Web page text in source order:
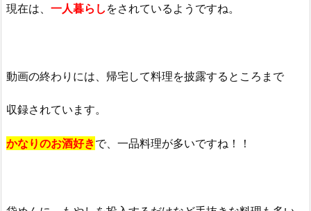
の
コ
の
ち
現在は、 一人暮らし をされているようですね。
動画の終わりには、帰宅して料理を披露するところまで
収録されています。
かなりのお酒好きで、一品料理が多いですね！！